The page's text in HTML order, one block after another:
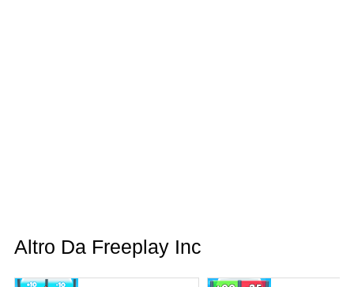
Altro Da Freeplay Inc